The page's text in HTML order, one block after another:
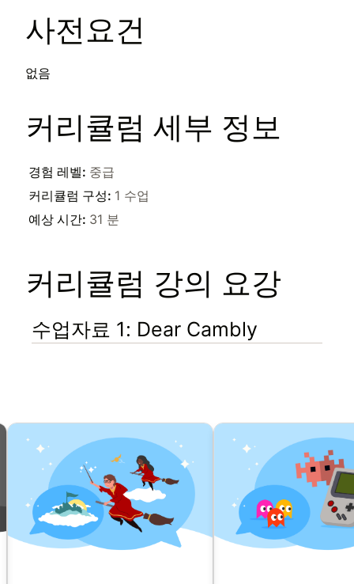
사전요건
없음
커리큘럼 세부 정보
경험 레벨: 중급
커리큘럼 구성: 1 수업
예상 시간: 31 분
커리큘럼 강의 요강
수업자료 1: Dear Cambly